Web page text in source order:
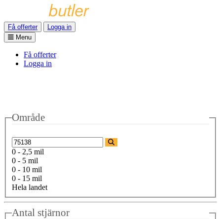
Få offerter
Logga in
Menu
Få offerter
Logga in
Område
0 - 2,5 mil
0 - 5 mil
0 - 10 mil
0 - 15 mil
Hela landet
Antal stjärnor